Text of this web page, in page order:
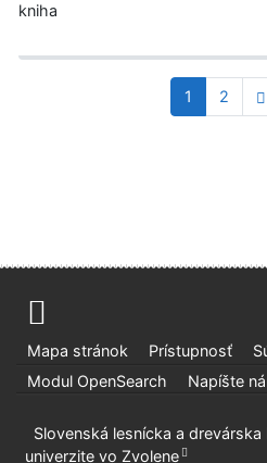
kniha
1 2
Mapa stránok Prístupnosť
Modul OpenSearch
Napíšte
Slovenská lesnícka a
univerzite vo Zvolene